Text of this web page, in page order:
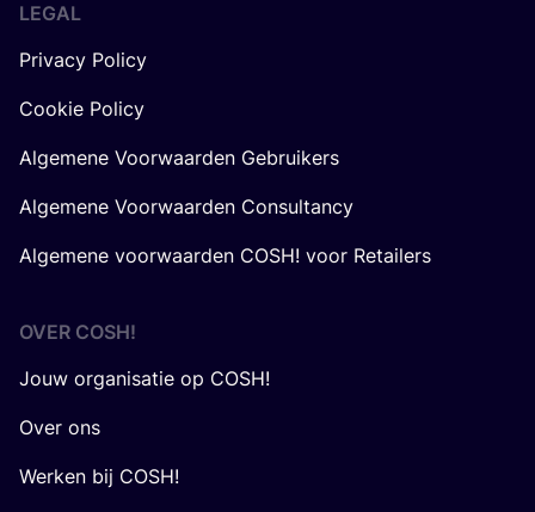
LEGAL
Privacy Policy
Cookie Policy
Algemene Voorwaarden Gebruikers
Algemene Voorwaarden Consultancy
Algemene voorwaarden COSH! voor Retailers
OVER COSH!
Jouw organisatie op COSH!
Over ons
Werken bij COSH!